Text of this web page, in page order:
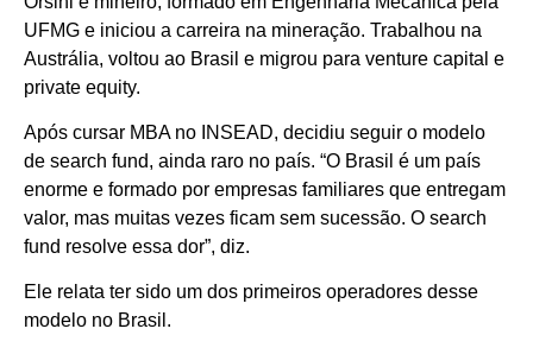
UFMG e iniciou a carreira na mineração. Trabalhou na
Austrália, voltou ao Brasil e migrou para venture capital e
private equity.
Após cursar MBA no INSEAD, decidiu seguir o modelo
de search fund, ainda raro no país. “O Brasil é um país
enorme e formado por empresas familiares que entregam
valor, mas muitas vezes ficam sem sucessão. O search
fund resolve essa dor”, diz.
Ele relata ter sido um dos primeiros operadores desse
modelo no Brasil.